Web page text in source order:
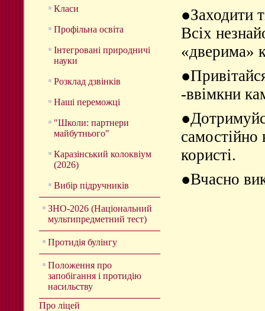
Класи
Профільна освіта
Інтегровані природничі
науки
Розклад дзвінків
Наші переможці
"Школи: партнери
майбутнього"
Каразінський колоквіум
(2026)
Вибір підручників
ЗНО-2026 (Національний
мультипредметний тест)
Протидія булінгу
Положення про
запобігання і протидію
насильству
Про ліцей
●Заходити
Всіх
«дверима»
●
-ввімкни
●
самостійно
користі.
●Вчасно